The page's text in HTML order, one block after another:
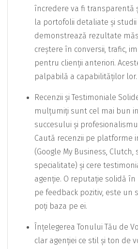
încredere va fi transparentă
la portofolii detaliate și studii
demonstrează rezultate
creștere în conversii, trafic,
pentru clienții anteriori.
palpabilă a capabilităților lor.
Recenzii și Testimoniale
mulțumiți sunt cel mai bun
succesului și
Caută recenzii pe platforme
(Google My Business, Clutch,
specialitate) și cere
agenție. O reputație solidă
pe feedback pozitiv, este un
poți baza pe ei.
Înțelegerea Tonului Tău de
clar agenției ce stil și ton de